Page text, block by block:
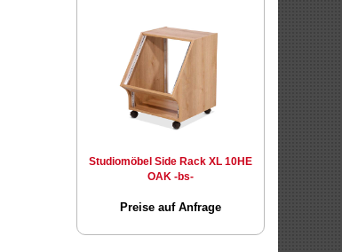
Studiomöbel Side Rack XL 10HE
OAK -bs-
Preise auf Anfrage